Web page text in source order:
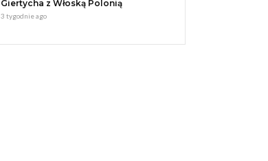
Giertycha z Włoską Polonią
3 tygodnie ago